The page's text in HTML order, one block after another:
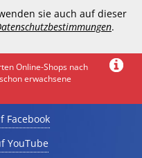
sie auch auf dieser
.
Online-Shops nach
erwachsene
Facebook
YouTube